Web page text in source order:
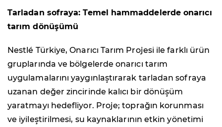
Tarladan sofraya: Temel hammaddelerde onarıcı
tarım dönüşümü
Nestlé Türkiye, Onarıcı Tarım Projesi ile farklı ürün
gruplarında ve bölgelerde onarıcı tarım
uygulamalarını yaygınlaştırarak tarladan sofraya
uzanan değer zincirinde kalıcı bir dönüşüm
yaratmayı hedefliyor. Proje; toprağın korunması
ve iyileştirilmesi, su kaynaklarının etkin yönetimi